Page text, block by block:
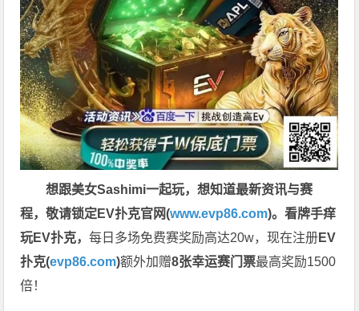
想跟美女Sashimi一起玩，想知道最新资讯与赛
程，敬请锁定EV扑克官网(www.evp86.com)。看牌手痒
玩EV扑克，每日多场免费赛奖励高达20w，现在注册EV
扑克(evp86.com)额外加赠8张幸运赛门票最高奖励1500
倍！